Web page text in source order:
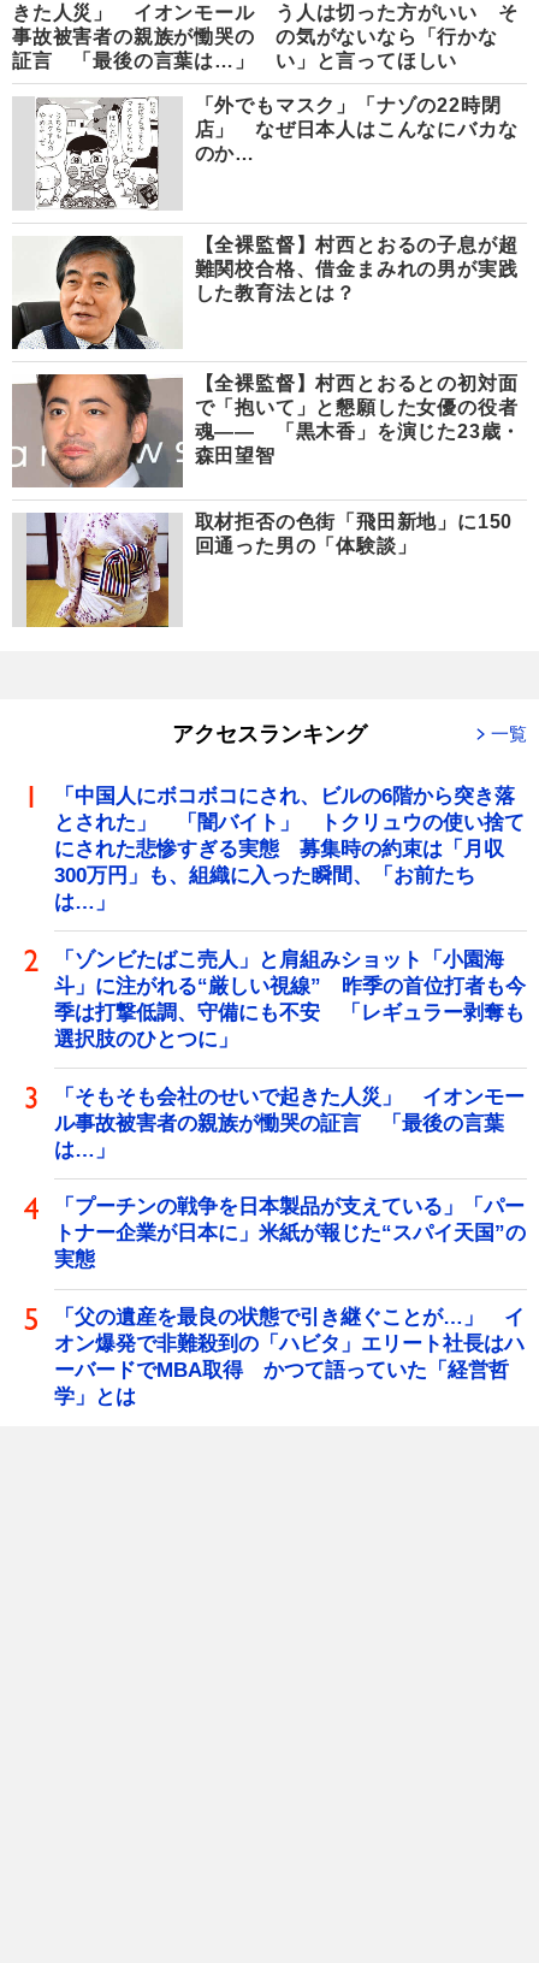
きた人災」 イオンモール
事故被害者の親族が慟哭の
証言 「最後の言葉は…」
う人は切った方がいい そ
の気がないなら「行かな
い」と言ってほしい
「外でもマスク」「ナゾの22時閉
店」 なぜ日本人はこんなにバカな
のか…
【全裸監督】村西とおるの子息が超
難関校合格、借金まみれの男が実践
した教育法とは？
【全裸監督】村西とおるとの初対面
で「抱いて」と懇願した女優の役者
魂―― 「黒木香」を演じた23歳・
森田望智
取材拒否の色街「飛田新地」に150
回通った男の「体験談」
アクセスランキング 一覧
「中国人にボコボコにされ、ビルの6階から突き落
とされた」 「闇バイト」 トクリュウの使い捨て
にされた悲惨すぎる実態 募集時の約束は「月収
300万円」も、組織に入った瞬間、「お前たち
は…」
「ゾンビたばこ売人」と肩組みショット「小園海
斗」に注がれる“厳しい視線” 昨季の首位打者も今
季は打撃低調、守備にも不安 「レギュラー剥奪も
選択肢のひとつに」
「そもそも会社のせいで起きた人災」 イオンモー
ル事故被害者の親族が慟哭の証言 「最後の言葉
は…」
「プーチンの戦争を日本製品が支えている」「パー
トナー企業が日本に」米紙が報じた“スパイ天国”の
実態
「父の遺産を最良の状態で引き継ぐことが…」 イ
オン爆発で非難殺到の「ハビタ」エリート社長はハ
ーバードでMBA取得 かつて語っていた「経営哲
学」とは